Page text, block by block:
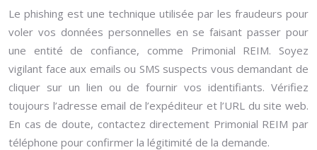
Le phishing est une technique utilisée par les fraudeurs pour
voler vos données personnelles en se faisant passer pour
une entité de confiance, comme Primonial REIM. Soyez
vigilant face aux emails ou SMS suspects vous demandant de
cliquer sur un lien ou de fournir vos identifiants. Vérifiez
toujours l’adresse email de l’expéditeur et l’URL du site web.
En cas de doute, contactez directement Primonial REIM par
téléphone pour confirmer la légitimité de la demande.